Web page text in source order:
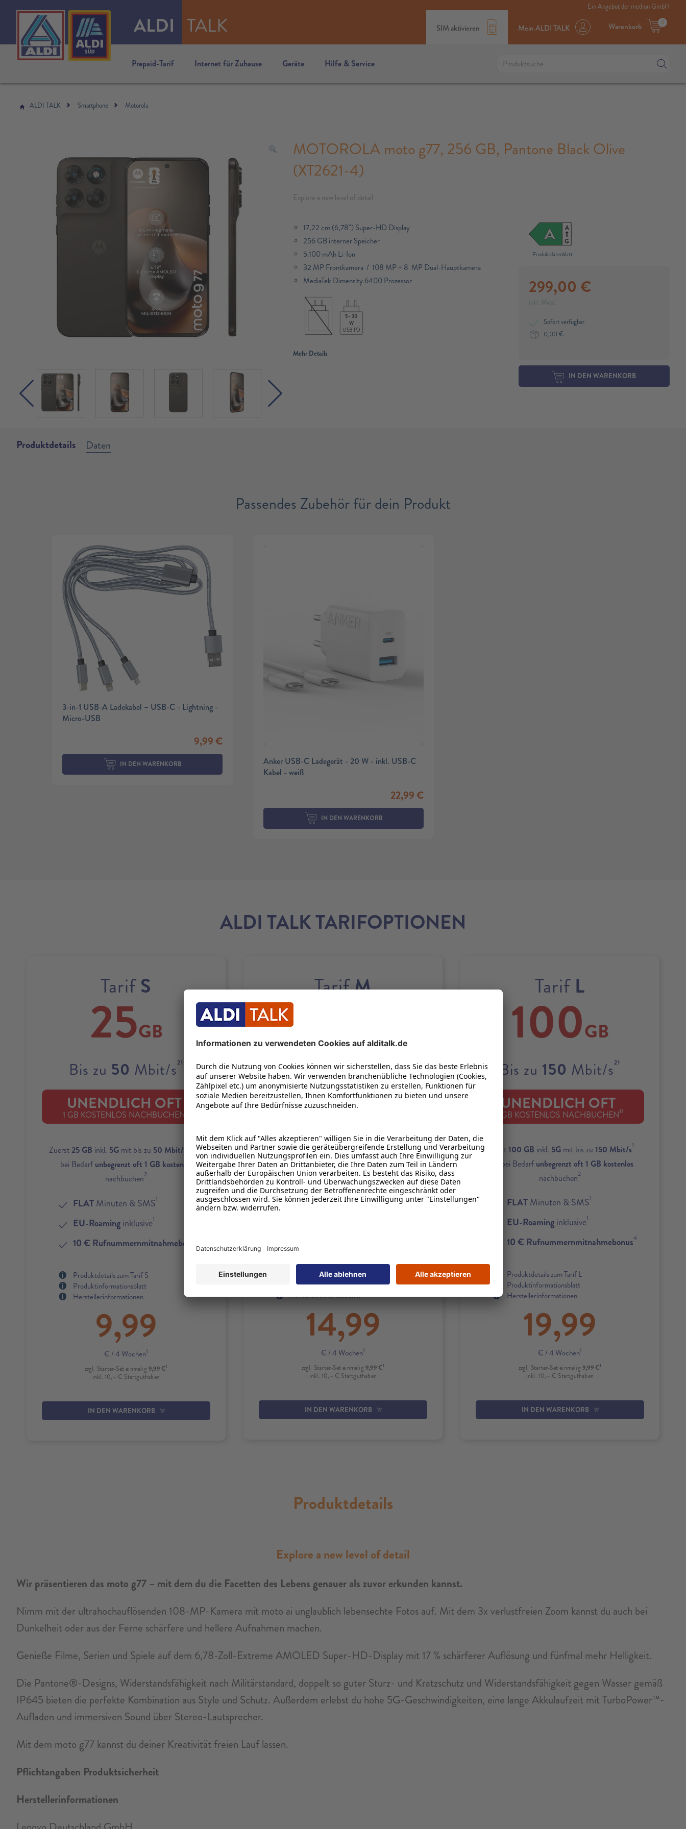
ALDI TALK SIM aktivieren Mein ALDI TALK 0
Warenkorb
Prepaid-Tarif Internet für Zuhause Geräte Hilfe & Service
Ein Angebot der medion GmbH
ALDI TALK Smartphone Motorola
MOTOROLA moto g77, 256 GB, Pantone Black Olive
(XT2621-4)
Explore a new level of detail
17,22 cm (6,78") Super-HD Display
256 GB interner Speicher
5.100 mAh Li-Ion
32 MP Frontkamera / 108 MP + 8 MP Dual-Hauptkamera
MediaTek Dimensity 6400 Prozessor
5 - 30
W
USB PD
Mehr Details
A
G
A
Produktdatenblatt
299,00 €
inkl. Mwst.
Sofort verfügbar
0,00 €
IN DEN WARENKORB
Produktdetails Daten
Passendes Zubehör für dein Produkt
3-in-1 USB-A Ladekabel – USB-C - Lightning -
Micro-USB
9,99€
IN DEN WARENKORB
Anker USB-C Ladegerät - 20 W - inkl. USB-C
Kabel - weiß
22,99€
IN DEN WARENKORB
ALDI TALK TARIFOPTIONEN
TarifS
25GB
Bis zu 50 Mbit/s21
UNENDLICH OFT
1 GB KOSTENLOS NACHBUCHEN
Zuerst25 GB inkl. 5G mit bis zu 50 Mbit/s
und
bei Bedarfunbegrenzt oft 1 GB kostenlos
nachbuchen2
FLATMinuten & SMS1
EU-Roaminginklusive1
10 € Rufnummernmitnahmebonus
Produktdetails zum Tarif S
Produktinformationsblatt
Herstellerinformationen
9,99
€ / 4 Wochen1
zzgl. Starter-Set einmalig 9,99 €1
inkl. 10,– € Startguthaben
IN DEN WARENKORB
TarifM
50
Bis zu100Mbit/s21
UNENDLICH OFT
Zuerst50 GBinkl.5Gmit bis zu100 Mbit/s1
und bei Bedarfunbegrenzt oft 1 GB kostenlos
nachbuchen 2
FLATMinuten & SMS1
Produktdetails zum Tarif M
Produktinformationsblatt
Herstellerinformationen
14,99
€ / 4 Wochen1
zzgl. Starter-Set einmalig 9,99 €1
inkl. 10,– € Startguthaben
IN DEN WARENKORB
Tarif L
100GB
Bis zu 150 Mbit/s21
UNENDLICH OFT
1 GB KOSTENLOS NACHBUCHEN22
Zuerst100 GB inkl. 5G mit bis zu 150 Mbit/s1
und bei Bedarfunbegrenzt oft 1 GB kostenlos
nachbuchen2
FLATMinuten & SMS1
EU-Roaminginklusive1
10 € Rufnummernmitnahmebonus4
Produktdetails zum Tarif L
Produktinformationsblatt
Herstellerinformationen
19,99
€ / 4 Wochen1
zzgl. Starter-Set einmalig 9,99 €1
inkl. 10,– € Startguthaben
IN DEN WARENKORB
Produktdetails
Explore a new level of detail
Wir präsentieren das moto g77 – mit dem du die Facetten des Lebens genauer als zuvor erkunden kannst.
Nimm mit der ultrahochauflösenden 108-MP-Kamera mit moto ai unglaublich lebensechte Fotos auf. Mit dem 3x verlustfreien Zoom kannst du auch bei
Dunkelheit oder aus der Ferne schärfere und hellere Aufnahmen machen.
Genieße Filme, Serien und Spiele auf dem 6,78-Zoll-Extreme AMOLED Super-HD-Display mit 17 % schärferer Auflösung und fünfmal mehr Helligkeit.
Die Pantone®-Designs, Widerstandsfähigkeit nach Militärstandard, doppelt so guter Sturz- und Kratzschutz und Widerstandsfähigkeit gegen Wasser gemäß
IP645 bieten die perfekte Kombination aus Style und Schutz. Außerdem erlebst du hohe 5G-Geschwindigkeiten, eine lange Akkulaufzeit mit TurboPower™-
Aufladen und immersiven Sound über Stereo-Lautsprecher.
Mit dem moto g77 kannst du deiner Kreativität freien Lauf lassen.
Pflichtangaben Produktsicherheit
Herstellerinformationen